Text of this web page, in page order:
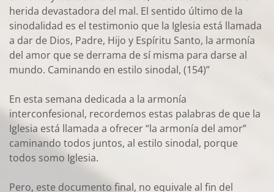
herida devastadora del mal. El sentido último de la
sinodalidad es el testimonio que la Iglesia está llamada
a dar de Dios, Padre, Hijo y Espíritu Santo, la armonía
del amor que se derrama de sí misma para darse al
mundo. Caminando en estilo sinodal, (154)”
En esta semana dedicada a la armonía
interconfesional, recordemos estas palabras de que la
Iglesia está llamada a ofrecer “la armonía del amor”
caminando todos juntos, al estilo sinodal, porque
todos somo Iglesia.
Pero, este documento final, no equivale al fin del